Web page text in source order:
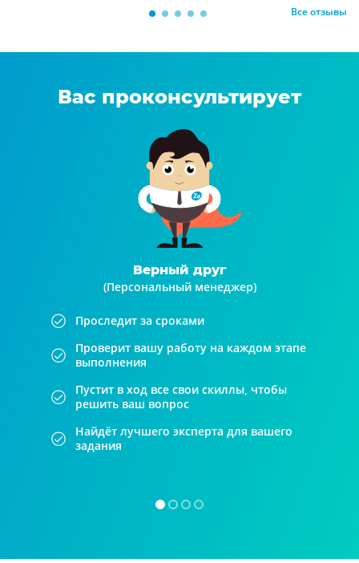
Все отзывы
Вас проконсультирует
Верный друг
(Персональный менеджер)
Проследит за сроками
Проверит вашу работу на каждом этапе
выполнения
Пустит в ход все свои скиллы, чтобы
решить ваш вопрос
Найдёт лучшего эксперта для вашего
задания